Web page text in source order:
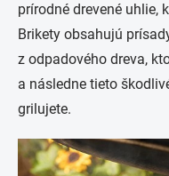
prírodné drevené uhlie,
Brikety obsahujú
z odpadového dreva,
a následne tieto
grilujete.